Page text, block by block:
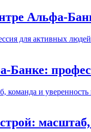
Альфа-